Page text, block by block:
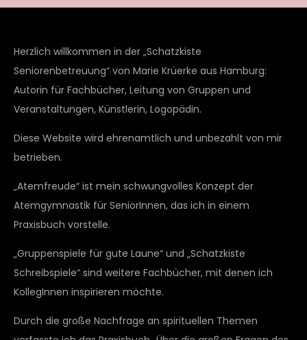
Herzlich willkommen in der „Schatzkiste
Seniorenbetreuung“ von Marie Krüerke aus Hamburg:
Autorin für Fachbücher, Leitung von Gruppen und
Veranstaltungen, Künstlerin, Logopädin.
Diese Website wird ehrenamtlich und unbezahlt von mir
betrieben.
„Atemfreude“ ist mein schwungvolles Konzept der
Atemgymnastik für SeniorInnen, das ich in einem
Praxisbuch vorstelle.
„Gruppenspiele für gute Laune“ und „Schatzkiste
Schreibspiele“ sind weitere Fachbücher, mit denen ich
KollegInnen inspirieren möchte.
Durch die große Nachfrage an spirituellen Themen